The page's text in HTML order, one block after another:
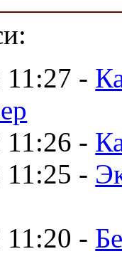
11:27 -
11:26 -
11:25 -
11:20 -